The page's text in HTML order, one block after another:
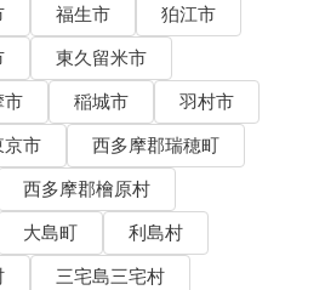
福生市
狛江市
東久留米市
市 稲城市
羽村市
京市
西多摩郡瑞穂町
西多摩郡檜原村
大島町
利島村
三宅島三宅村